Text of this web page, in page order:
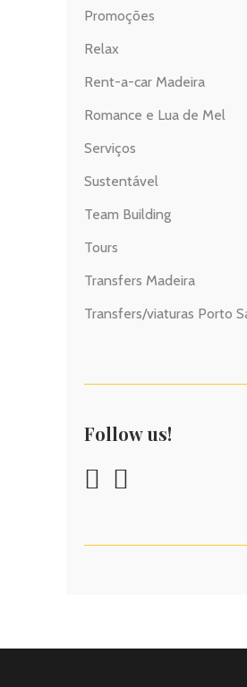
Promoções
Relax
Rent-a-car Madeira
Romance e Lua de Mel
Serviços
Sustentável
Team Building
Tours
Transfers Madeira
Transfers/viaturas Porto
Follow us!